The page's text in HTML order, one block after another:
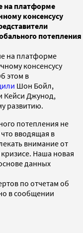
на платформе
консенсусу
потепления
на платформе
консенсусу
этом в
Шон Бойл,
Кейси Джунод,
развитию.
потепления не
вводящая в
внимание от
Наша новая
данных
по отчетам об
в сообщении